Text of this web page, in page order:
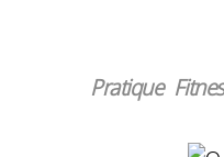
Pratique